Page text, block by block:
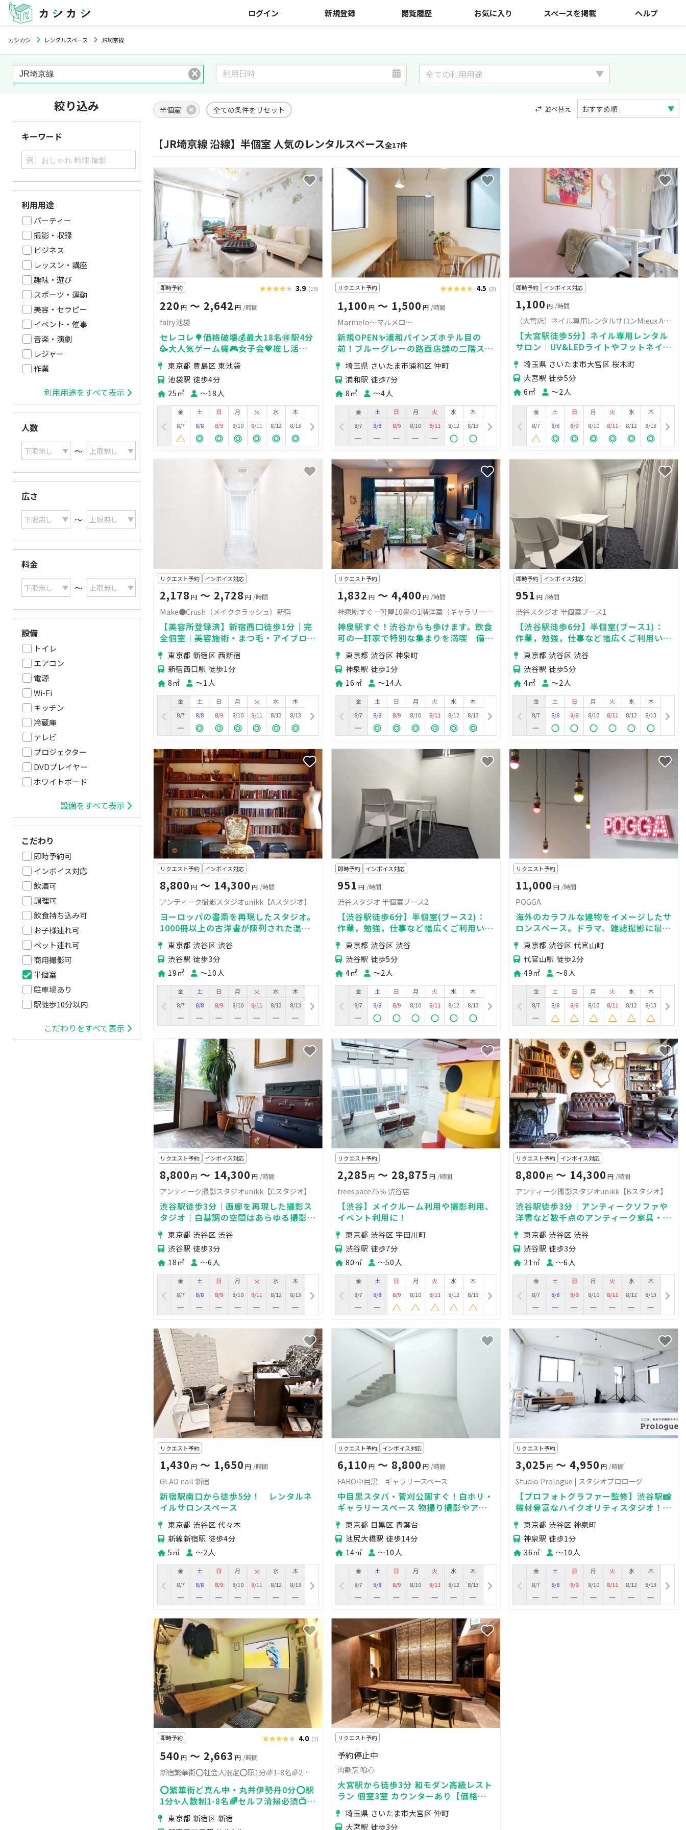
ログイン 新規登録 閲覧履歴 お気に入り スペースを掲載 ヘルプ
カシカシ レンタルスペース JR埼京線
絞り込み
キーワード
利用用途
パーティー
撮影・収録
ビジネス
レッスン・講座
趣味・遊び
スポーツ・運動
美容・セラピー
イベント・催事
音楽・演劇
レジャー
作業
利用用途をすべて表示
人数
〜
広さ
〜
料金
〜
設備
テレビ
キッチン
プロジェクター
ホワイトボード
DVDプレイヤー
トイレ
冷蔵庫
エアコン
電源
Wi-Fi
設備をすべて表示
こだわり
即時予約可
インボイス対応
駅徒歩10分以内
飲酒可
調理可
飲食持ち込み可
お子様連れ可
ペット連れ可
商用撮影可
半個室
駐車場あり
こだわりをすべて表示
半個室 全ての条件をリセット 並べ替え
【JR埼京線 沿線】半個室 人気のレンタルスペース全17件
即時予約 ★★★★★
★★★★★ 3.9 (15)
220 円 〜 2,642 円 /時間
fairy池袋
セレコレ🌳価格破壊💰最大18名🉐駅4分
🥳大人気ゲーム機🎮女子会💗推し活🌟
撮影📷パーティ🥂24H🏪飲み会🍻fairy
池袋東京都 豊島区 東池袋
池袋駅 徒歩4分
25㎡
〜18人
金
8/7
土
8/8
日
8/9
月
8/10
火
8/11
水
8/12
木
8/13
リクエスト予約 ★★★★★
★★★★★ 4.5 (2)
1,100 円 〜 1,500 円 /時間
Marmelo〜マルメロ〜
新規OPEN✨浦和パインズホテル目の
前！ブルーグレーの路面店舗の二階スペ
ースです。
埼玉県 さいたま市浦和区 仲町
浦和駅 徒歩7分
8㎡
〜4人
金
8/7
土
8/8
日
8/9
月
8/10
火
8/11
水
8/12
木
8/13
即時予約 インボイス対応
1,100 円 /時間
（大宮店）ネイル専用レンタルサロンMieux Aブース
【大宮駅徒歩5分】ネイル専用レンタル
サロン｜UV&LEDライトやフットネイル
用品、ワゴンや集塵機も完備｜
埼玉県 さいたま市大宮区 桜木町
大宮駅 徒歩5分
6㎡
〜2人
金
8/7
土
8/8
日
8/9
月
8/10
火
8/11
水
8/12
木
8/13
リクエスト予約 インボイス対応
2,178 円 〜 2,728 円 /時間
Make●Crush（メイククラッシュ）新宿
【美容所登録済】新宿西口徒歩1分｜完
全個室｜美容施術・まつ毛・アイブロウ
に最適なレンタルサロン
東京都 新宿区 西新宿
新宿西口駅 徒歩1分
8㎡
〜1人
金
8/7
土
8/8
日
8/9
月
8/10
火
8/11
水
8/12
木
8/13
リクエスト予約
1,832 円 〜 4,400 円 /時間
神泉駅すぐ一軒屋10畳の1階洋室（ギャラリー雪月花ゆづか内）
神泉駅すぐ！渋谷からも歩けます。飲食
可の一軒家で特別な集まりを満喫 備品
込みのお値段 必要ない家具はお庭に移
動出来ます
東京都 渋谷区 神泉町
神泉駅 徒歩1分
16㎡
〜14人
金
8/7
土
8/8
日
8/9
月
8/10
火
8/11
水
8/12
木
8/13
即時予約 インボイス対応
951 円 /時間
渋谷スタジオ 半個室ブース1
【渋谷駅徒歩6分】半個室(ブース1)：
作業，勉強，仕事など幅広くご利用いた
だけます◎
東京都 渋谷区 渋谷
渋谷駅 徒歩5分
4㎡
〜2人
金
8/7
土
8/8
日
8/9
月
8/10
火
8/11
水
8/12
木
8/13
リクエスト予約 インボイス対応
8,800 円 〜 14,300 円 /時間
アンティーク撮影スタジオunikk【Aスタジオ】
ヨーロッパの書斎を再現したスタジオ。
1000冊以上の古洋書が陳列された温も
り溢れる空間。渋谷駅から徒歩3分の便
利なアクセス。
東京都 渋谷区 渋谷
渋谷駅 徒歩3分
19㎡
〜10人
金
8/7
土
8/8
日
8/9
月
8/10
火
8/11
水
8/12
木
8/13
即時予約 インボイス対応
951 円 /時間
渋谷スタジオ 半個室ブース2
【渋谷駅徒歩6分】半個室(ブース2)：
作業，勉強，仕事など幅広くご利用いた
だけます◎
東京都 渋谷区 渋谷
渋谷駅 徒歩5分
4㎡
〜2人
金
8/7
土
8/8
日
8/9
月
8/10
火
8/11
水
8/12
木
8/13
リクエスト予約
11,000 円 /時間
POGGA
海外のカラフルな建物をイメージしたサ
ロンスペース。ドラマ、雑誌撮影に最
適！東京都 渋谷区 代官山町
代官山駅 徒歩2分
49㎡
〜8人
金
8/7
土
8/8
日
8/9
月
8/10
火
8/11
水
8/12
木
8/13
リクエスト予約 インボイス対応
8,800 円 〜 14,300 円 /時間
アンティーク撮影スタジオunikk【Cスタジオ】
渋谷駅徒歩3分｜画廊を再現した撮影ス
タジオ｜白基調の空間はあらゆる撮影に
対応可｜大量のアンティーク額縁｜自然
光◎東京都 渋谷区 渋谷
渋谷駅 徒歩3分
18㎡
〜6人
金
8/7
土
8/8
日
8/9
月
8/10
火
8/11
水
8/12
木
8/13
リクエスト予約
2,285 円 〜 28,875 円 /時間
freespace75％ 渋谷店
【渋谷】メイクルーム利用や撮影利用、
イベント利用に！
東京都 渋谷区 宇田川町
渋谷駅 徒歩7分
80㎡
〜50人
金
8/7
土
8/8
日
8/9
月
8/10
火
8/11
水
8/12
木
8/13
リクエスト予約 インボイス対応
8,800 円〜 14,300 円 /時間
アンティーク撮影スタジオunikk【Bスタジオ】
渋谷駅徒歩3分｜アンティークソファや
洋書など数千点のアンティーク家具・雑
貨をディスプレイ｜2面本棚書斎スタジ
オ｜自然光◎
東京都 渋谷区 渋谷
渋谷駅 徒歩3分
21㎡
〜6人
金
8/7
土
8/8
日
8/9
月
8/10
火
8/11
水
8/12
木
8/13
リクエスト予約
1,430 円 〜 1,650 円 /時間
GLAD nail 新宿
新宿駅南口から徒歩5分！ レンタルネ
イルサロンスペース
東京都 渋谷区 代々木
新線新宿駅 徒歩4分
5㎡
〜2人
金
8/7
土
8/8
日
8/9
月
8/10
火
8/11
水
8/12
木
8/13
リクエスト予約 インボイス対応
6,110 円 〜 8,800 円 /時間
FARO中目黒 ギャラリースペース
中目黒スタバ・菅刈公園すぐ！白ホリ・
ギャラリースペース 物撮り撮影やアパ
レル展示会に最適！
東京都 目黒区 青葉台
池尻大橋駅 徒歩14分
14㎡
〜10人
金
8/7
土
8/8
日
8/9
月
8/10
火
8/11
水
8/12
木
8/13
リクエスト予約
3,025 円〜 4,950 円 /時間
Studio Prologue | スタジオプロローグ
【プロフォトグラファー監修】渋谷駅📸
機材豊富なハイクオリティスタジオ！ポ
ートレート / 物撮り / デザイナーズ / 白
基調空間
東京都 渋谷区 神泉町
神泉駅 徒歩1分
36㎡
〜10人
金
8/7
土
8/8
日
8/9
月
8/10
火
8/11
水
8/12
木
8/13
即時予約 ★★★★★
★★★★★ 4.0 (1)
540 円 〜 2,663 円 /時間
新宿繁華街⭕️社会人限定⭕️駅1分🌈1-8名🌈2名24h可
⭕️繁華街ど真ん中・丸井伊勢丹0分⭕️駅
1分✨人数制1-8名🌈セルフ清掃必須📺大
画面🎮ゲーム♣ボドゲ🎞映画💡レンジ
🚿シャワー📹防犯
東京都 新宿区 新宿
リクエスト予約
予約停止中
肉割烹 喰心
大宮駅から徒歩3分 和モダン高級レスト
ラン 個室3室 カウンターあり【価格相
談可】
埼玉県 さいたま市大宮区 仲町
大宮駅 徒歩3分